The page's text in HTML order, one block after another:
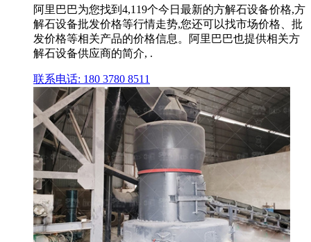
阿里巴巴为您找到4,119个今日最新的方解石设备价格,方
解石设备批发价格等行情走势,您还可以找市场价格、批
发价格等相关产品的价格信息。阿里巴巴也提供相关方
解石设备供应商的简介, .
联系电话: 180 3780 8511